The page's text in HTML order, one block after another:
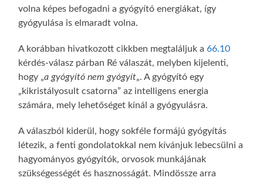
volna képes befogadni a gyógyító energiákat, így
gyógyulása is elmaradt volna.
A korábban hivatkozott cikkben megtaláljuk a66.10
kérdés-válasz párban Ré válaszát, melyben kijelenti,
hogy „a gyógyító nem gyógyít„. A gyógyító egy
„kikristályosult csatorna” az intelligens energia
számára, mely lehetőséget kínál a gyógyulásra.
A válaszból kiderül, hogy sokféle formájú gyógyítás
létezik, a fenti gondolatokkal nem kívánjuk lebecsülni a
hagyományos gyógyítók, orvosok munkájának
szükségességét és hasznosságát. Mindössze arra